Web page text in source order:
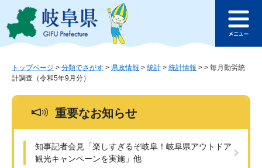
ジ
ュ
このページの本文へ
ュ
トップページ > 分類でさがす > 県政情報 > 統計 > 統計情報 > > 毎月勤労統
計調査（令和5年9月分）
重要なお知らせ
知事記者会見「楽しすぎるぞ岐阜！岐阜県アウトドア
観光キャンペーンを実施」他